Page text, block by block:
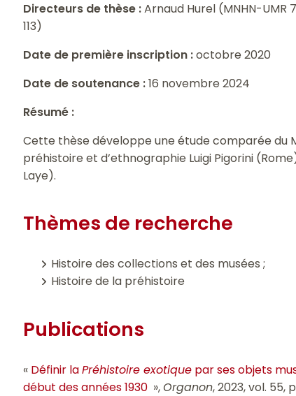
Directeurs de thèse :Arnaud Hurel (MNHN-UMR
113)
Date de première inscription :octobre 2020
Date de soutenance :16 novembre 2024
Résumé :
Cette thèse développe une étude comparée du
préhistoire et d’ethnographie Luigi Pigorini
Laye).
Thèmes de recherche
Histoire des collections et des musées ;
Histoire de la préhistoire
Publications
« Définir laPréhistoire exotique par ses objets
début des années 1930 »,Organon, 2023, vol. 55,